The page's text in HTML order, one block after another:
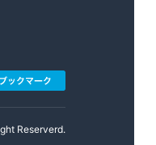
Reserverd.